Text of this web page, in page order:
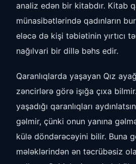
analiz edən bir kitabdır. Kitab
münasibətlərində qadınların
eləcə də kişi təbiətinin yırtıcı
nağılvari bir dillə bəhs edir.
Qaranlıqlarda yaşayan Qız
zəncirlərə görə işığa çıxa
yaşadığı qaranlıqları
gəlmir, çünki onun yanına
külə döndərəcəyini bilir. Buna
mələklərindən ən təcrübəsiz